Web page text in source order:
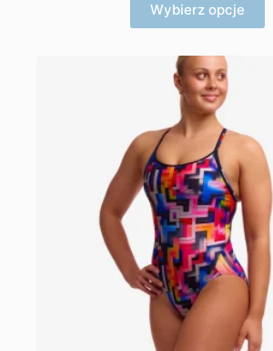
Wybierz opcje
produkt
ma
wariantów.
Opcje
można
wybrać
na
stronie
produktu